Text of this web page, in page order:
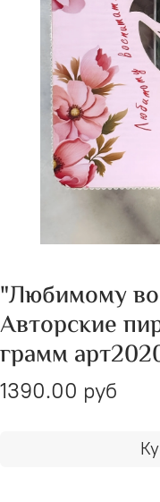
"Любимому
Авторские
грамм
1390.00 руб